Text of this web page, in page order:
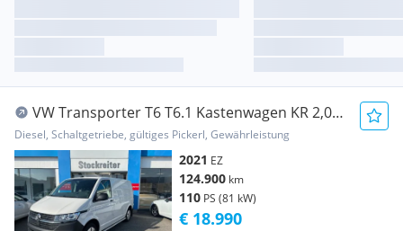
VW Transporter T6 T6.1 Kastenwagen KR 2,0
TDI*MWST ausweisbar*NAVI* Transporter /
Kastenwagen
Diesel, Schaltgetriebe, gültiges Pickerl, Gewährleistung
2021 EZ
124.900 km
110 PS (81 kW)
€ 18.990